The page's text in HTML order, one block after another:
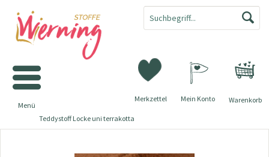
Warenkorb
Merkzettel Mein Konto
Menü
Teddystoff Locke uni terrakotta